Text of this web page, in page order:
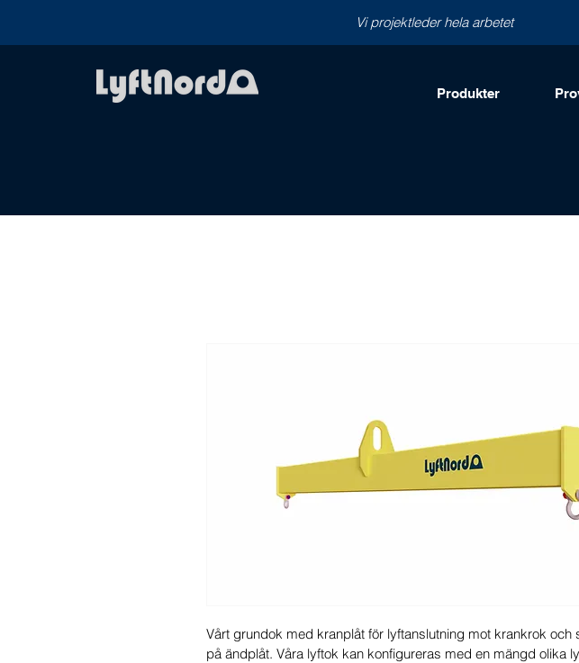
Vi projektleder hela arbetet
Produkter
Vårt grundok med kranplåt för lyftanslutning mot krankrok och
på ändplåt. Våra lyftok kan konfigureras med en mängd olika